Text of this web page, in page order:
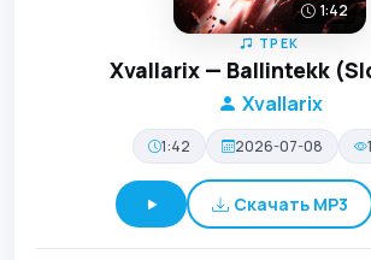
1:42
ТРЕК
Xvallarix — Ballintekk
Xvallarix
1:42 2026-07-08
Скачать MP3